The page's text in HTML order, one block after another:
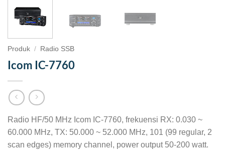
Produk / Radio SSB
Icom IC-7760
Radio HF/50 MHz Icom IC-7760, frekuensi RX: 0.030 ~
60.000 MHz, TX: 50.000 ~ 52.000 MHz, 101 (99 regular, 2
scan edges) memory channel, power output 50-200 watt.